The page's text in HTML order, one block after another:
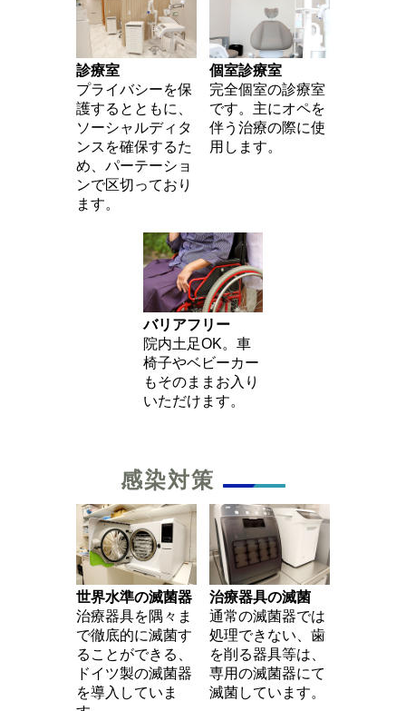
診療室
プライバシーを保
護するとともに、
ソーシャルディタ
ンスを確保するた
め、パーテーショ
ンで区切っており
ます。
個室診療室
完全個室の診療室
です。主にオペを
伴う治療の際に使
用します。
バリアフリー
院内土足OK。車
椅子やベビーカー
もそのままお入り
いただけます。
感染対策
世界水準の滅菌器
治療器具を隅々ま
で徹底的に滅菌す
ることができる、
ドイツ製の滅菌器
を導入していま
治療器具の滅菌
通常の滅菌器では
処理できない、歯
を削る器具等は、
専用の滅菌器にて
滅菌しています。